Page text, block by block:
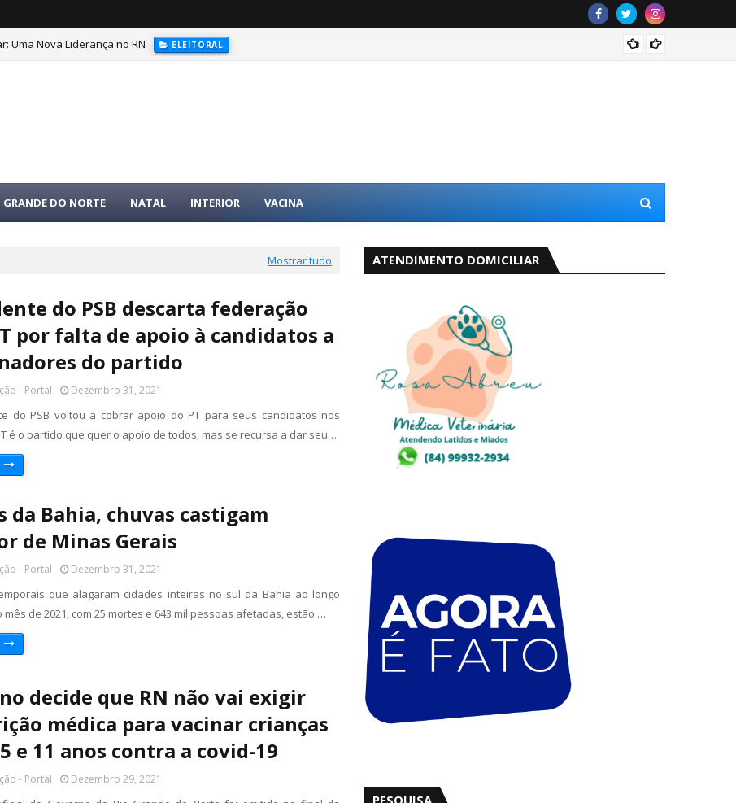
Uma Nova Liderança no RN
partidário e os financiadores de campanhas
GRANDE DO NORTE NATAL INTERIOR VACINA
Mostrar tudo
do PSB descarta federação
por falta de apoio à candidatos a
do partido
- Portal Dezembro 31, 2021
do PSB voltou a cobrar apoio do PT para seus candidatos nos
é o partido que quer o apoio de todos, mas se recursa a dar seu…
da Bahia, chuvas castigam
de Minas Gerais
- Portal Dezembro 31, 2021
que alagaram cidades inteiras no sul da Bahia ao longo
mês de 2021, com 25 mortes e 643 mil pessoas afetadas, estão …
decide que RN não vai exigir
médica para vacinar crianças
e 11 anos contra a covid-19
- Portal Dezembro 29, 2021
ATENDIMENTO DOMICILIAR
PESQUISA